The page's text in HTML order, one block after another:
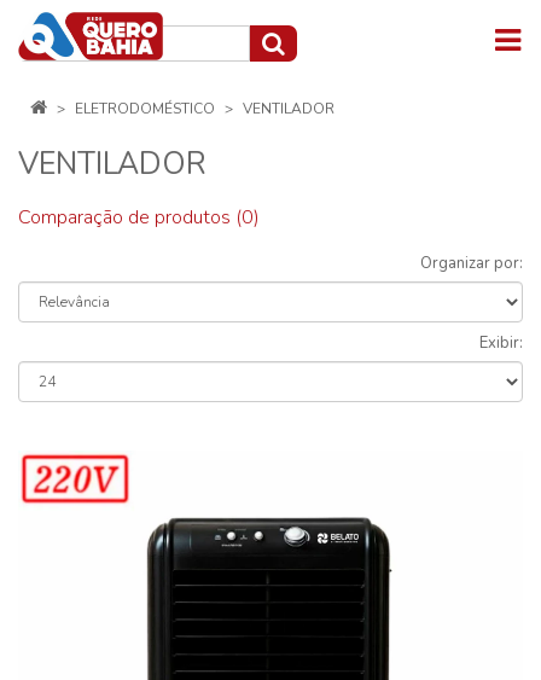
ELETRODOMÉSTICO VENTILADOR
VENTILADOR
Comparação de produtos (0)
Organizar por:
Exibir: